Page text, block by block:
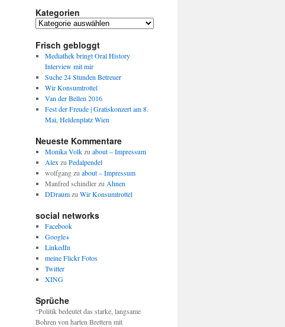
Kategorien
Kategorien
Frisch gebloggt
Mediathek bringt Oral History
Interview mit mir
Suche 24 Stunden Betreuer
Wir Konsumtrottel
Van der Bellen 2016
Fest der Freude | Gratiskonzert am 8.
Mai, Heldenplatz Wien
Neueste Kommentare
Monika Volkzu about – Impressum
Alex zu Pedalpendel
wolfgangzu about – Impressum
Manfred schindlerzu Ahnen
DDraumzu Wir Konsumtrottel
social networks
Facebook
Google+
LinkedIn
meine Flickr Fotos
Twitter
XING
Sprüche
“Politik bedeutet das starke, langsame
Bohren von harten Brettern mit